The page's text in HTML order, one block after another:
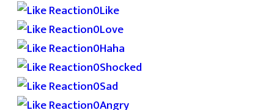
0Like
0Love
0Haha
0Shocked
0Sad
0Angry